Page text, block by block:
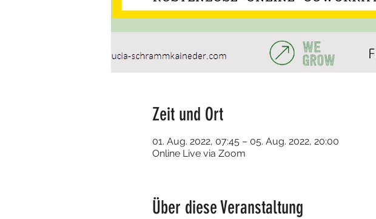
Zeit und Ort
01. Aug. 2022, 07:45 – 05. Aug. 2022, 20:00
Online Live via Zoom
Über diese Veranstaltung